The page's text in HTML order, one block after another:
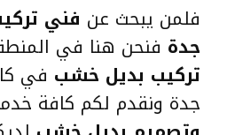
فلمن يبحث عن فني
جدة فنحن هنا في
تركيب بديل خشب في
جدة ونقدم لكم كافة